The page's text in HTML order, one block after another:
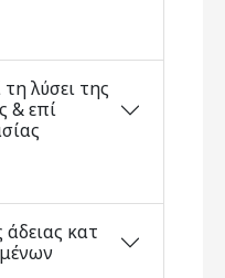
λύσει της
& επί
κατ